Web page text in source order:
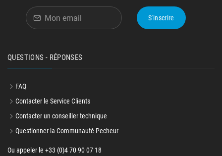
S'inscrire
QUESTIONS - RÉPONSES
FAQ
Contacter le Service Clients
Contacter un conseiller technique
Questionner la Communauté Pecheur
Ou appeler le +33 (0)4 70 90 07 18